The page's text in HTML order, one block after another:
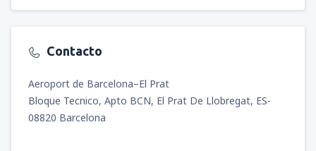
Contacto
Aeroport de Barcelona–El Prat
Bloque Tecnico, Apto BCN, El Prat De Llobregat, ES-
08820 Barcelona